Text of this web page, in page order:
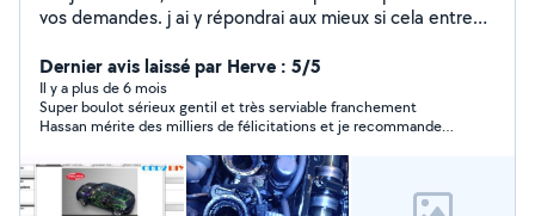
vos demandes. j ai y répondrai aux mieux si cela entre
Dernier avis laissé par Herve : 5/5
Il y a plus de 6 mois
Super boulot sérieux gentil et très serviable franchement
Hassan mérite des milliers de félicitations et je recommande
Hassan